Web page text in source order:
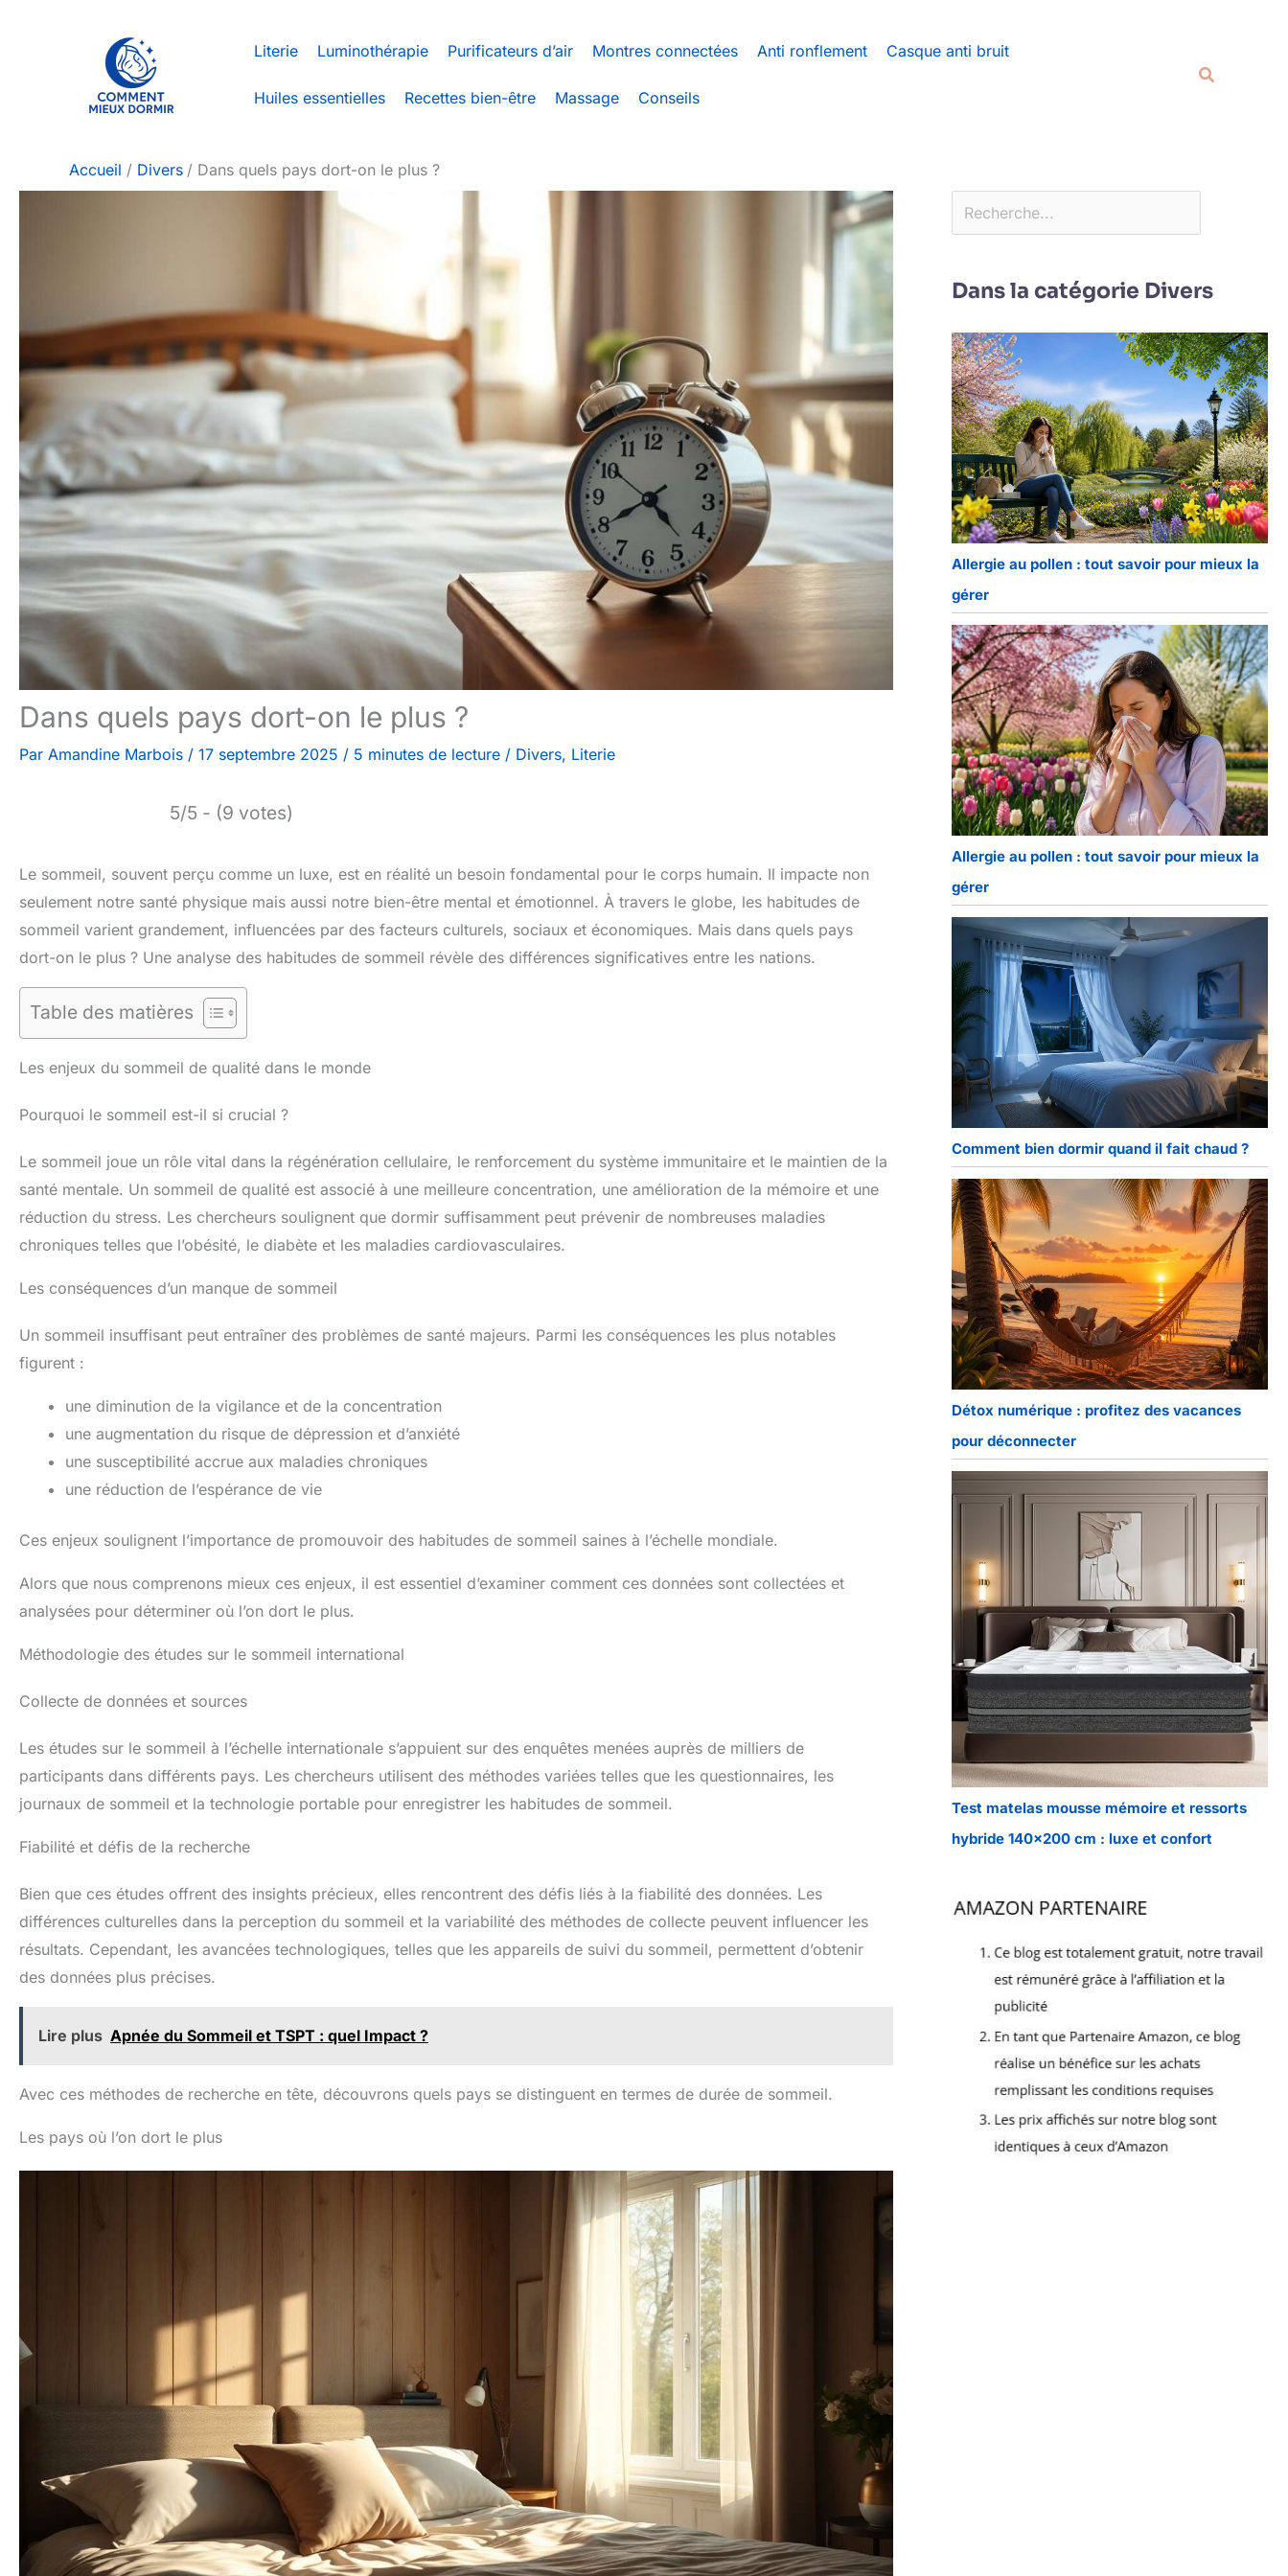
Literie Luminothérapie Purificateurs d’air Montres connectées Anti ronflement Casque anti bruit
Huiles essentielles Recettes bien-être Massage Conseils
Accueil Divers Dans quels pays dort-on le plus ?
Dans quels pays dort-on le plus ?
Par Amandine Marbois / 17 septembre 2025 / 5 minutes de lecture / Divers, Literie
5/5 - (9 votes)
Le sommeil, souvent perçu comme un luxe, est en réalité un besoin fondamental pour le corps humain. Il impacte non
seulement notre santé physique mais aussi notre bien-être mental et émotionnel. À travers le globe, les habitudes de
sommeil varient grandement, influencées par des facteurs culturels, sociaux et économiques. Mais dans quels pays
dort-on le plus ? Une analyse des habitudes de sommeil révèle des différences significatives entre les nations.
Table des matières
Les enjeux du sommeil de qualité dans le monde
Pourquoi le sommeil est-il si crucial ?
Le sommeil joue un rôle vital dans la régénération cellulaire, le renforcement du système immunitaire et le maintien de la
santé mentale. Un sommeil de qualité est associé à une meilleure concentration, une amélioration de la mémoire et une
réduction du stress. Les chercheurs soulignent que dormir suffisamment peut prévenir de nombreuses maladies
chroniques telles que l’obésité, le diabète et les maladies cardiovasculaires.
Les conséquences d’un manque de sommeil
Un sommeil insuffisant peut entraîner des problèmes de santé majeurs. Parmi les conséquences les plus notables
figurent :
une diminution de la vigilance et de la concentration
une augmentation du risque de dépression et d’anxiété
une susceptibilité accrue aux maladies chroniques
une réduction de l’espérance de vie
Ces enjeux soulignent l’importance de promouvoir des habitudes de sommeil saines à l’échelle mondiale.
Alors que nous comprenons mieux ces enjeux, il est essentiel d’examiner comment ces données sont collectées et
analysées pour déterminer où l’on dort le plus.
Méthodologie des études sur le sommeil international
Collecte de données et sources
Les études sur le sommeil à l’échelle internationale s’appuient sur des enquêtes menées auprès de milliers de
participants dans différents pays. Les chercheurs utilisent des méthodes variées telles que les questionnaires, les
journaux de sommeil et la technologie portable pour enregistrer les habitudes de sommeil.
Fiabilité et défis de la recherche
Bien que ces études offrent des insights précieux, elles rencontrent des défis liés à la fiabilité des données. Les
différences culturelles dans la perception du sommeil et la variabilité des méthodes de collecte peuvent influencer les
résultats. Cependant, les avancées technologiques, telles que les appareils de suivi du sommeil, permettent d’obtenir
des données plus précises.
Lire plus Apnée du Sommeil et TSPT : quel Impact ?
Avec ces méthodes de recherche en tête, découvrons quels pays se distinguent en termes de durée de sommeil.
Les pays où l’on dort le plus
Dans la catégorie Divers
Allergie au pollen : tout savoir pour mieux la
gérer
Allergie au pollen : tout savoir pour mieux la
gérer
Comment bien dormir quand il fait chaud ?
Détox numérique : profitez des vacances
pour déconnecter
Test matelas mousse mémoire et ressorts
hybride 140×200 cm : luxe et confort